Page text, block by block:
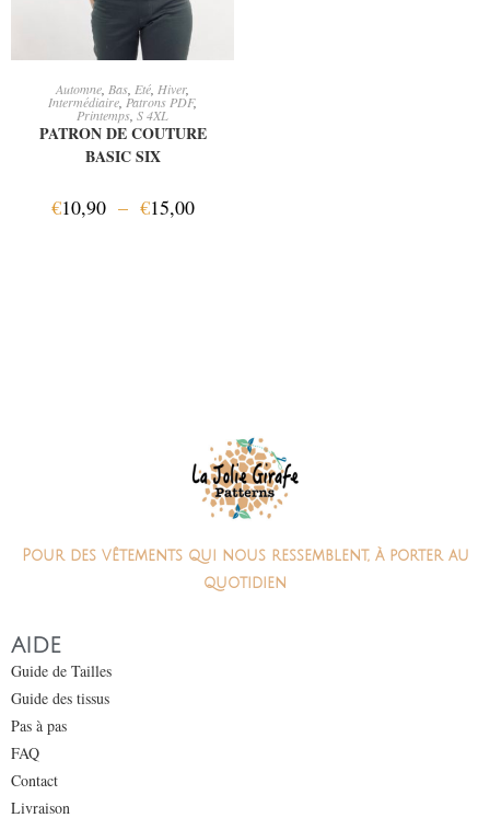
CHOIX DES OPTIONS
Automne Bas Eté Hiver,
Intermédiaire Patrons PDF,
Printemps S 4XL
PATRON DE COUTURE
BASIC SIX
€10,90 – €15,00
Pour des vêtements qui nous ressemblent, à porter au
quotidien
AIDE
Guide de Tailles
Guide des tissus
Pas à pas
FAQ
Contact
Livraison